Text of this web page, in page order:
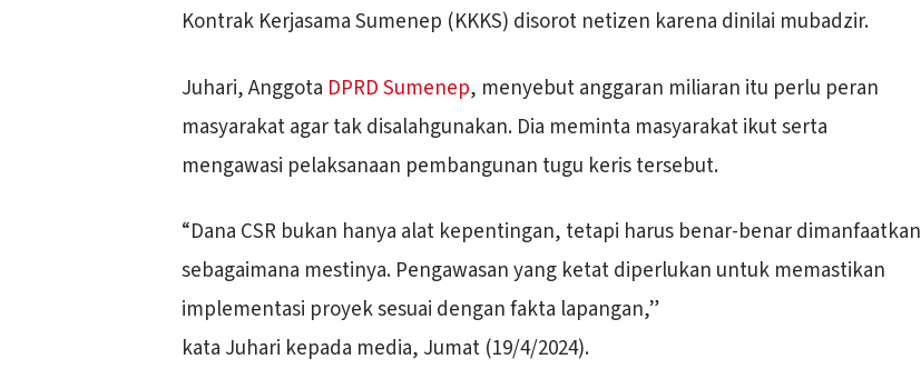
Kontrak Kerjasama Sumenep (KKKS) disorot netizen karena dinilai mubadzir.
Juhari, Anggota DPRD Sumenep, menyebut anggaran miliaran itu perlu peran
masyarakat agar tak disalahgunakan. Dia meminta masyarakat ikut serta
mengawasi pelaksanaan pembangunan tugu keris tersebut.
“Dana CSR bukan hanya alat kepentingan, tetapi harus benar-benar dimanfaatkan
sebagaimana mestinya. Pengawasan yang ketat diperlukan untuk memastikan
implementasi proyek sesuai dengan fakta lapangan,”
kata Juhari kepada media, Jumat (19/4/2024).